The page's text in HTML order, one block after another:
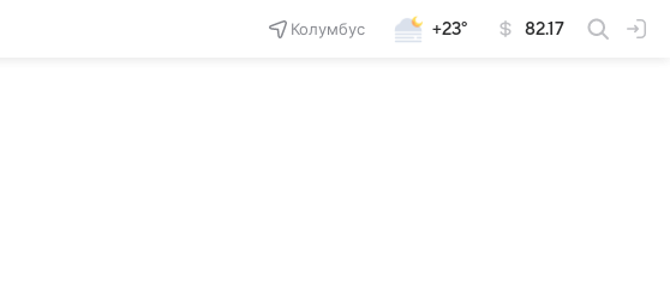
Колумбус +23° 82.17